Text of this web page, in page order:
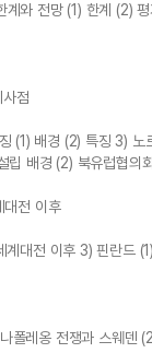
와 전망 (1) 한계 (2) 평
점
(1) 배경 (2) 특징 3)
배경 (2) 북유럽협의
대전 이후
대전 이후 3) 핀란드
레옹 전쟁과 스웨덴